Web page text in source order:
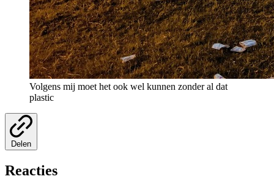
Volgens mij moet het ook wel kunnen zonder al dat
plastic
Delen
Reacties